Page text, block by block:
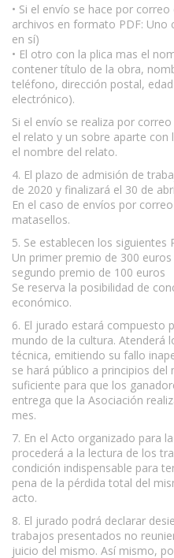
• Si el envío se hace por
archivos en formato PDF:
en sí)
• El otro con la plica mas el
contener título de la obra,
teléfono, dirección postal,
electrónico).
Si el envío se realiza por
el relato y un sobre aparte con
el nombre del relato.
4. El plazo de admisión de
de 2020 y finalizará el 30 de
En el caso de envíos por
matasellos.
5. Se establecen los siguientes
Un primer premio de 300
segundo premio de 100 euros
Se reserva la posibilidad de
económico.
6. El jurado estará compuesto
mundo de la cultura. Atenderá
técnica, emitiendo su fallo
se hará público a principios
suficiente para que los
entrega que la Asociación
mes.
7. En el Acto organizado para
procederá a la lectura de los
condición indispensable para
pena de la pérdida total del
acto.
8. El jurado podrá declarar
trabajos presentados no
juicio del mismo. Así mismo,